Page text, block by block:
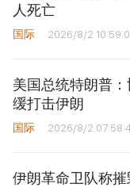
人死亡
国际 2026/8/2
美国总统特朗普
缓打击伊朗
国际 2026/8/2
伊朗革命卫队称